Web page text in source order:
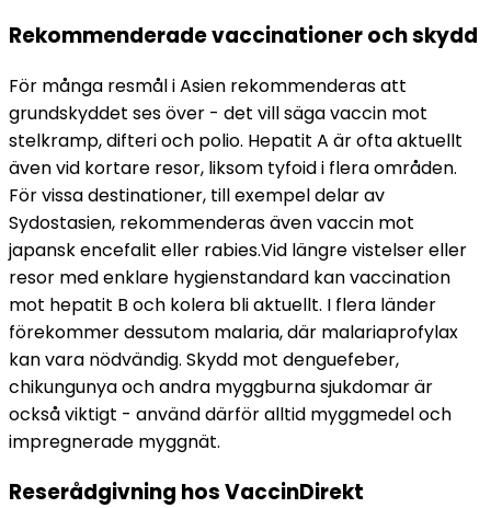
Rekommenderade vaccinationer och skydd
För många resmål i Asien rekommenderas att
grundskyddet ses över - det vill säga vaccin mot
stelkramp, difteri och polio. Hepatit A är ofta aktuellt
även vid kortare resor, liksom tyfoid i flera områden.
För vissa destinationer, till exempel delar av
Sydostasien, rekommenderas även vaccin mot
japansk encefalit eller rabies.Vid längre vistelser eller
resor med enklare hygienstandard kan vaccination
mot hepatit B och kolera bli aktuellt. I flera länder
förekommer dessutom malaria, där malariaprofylax
kan vara nödvändig. Skydd mot denguefeber,
chikungunya och andra myggburna sjukdomar är
också viktigt - använd därför alltid myggmedel och
impregnerade myggnät.
Reserådgivning hos VaccinDirekt